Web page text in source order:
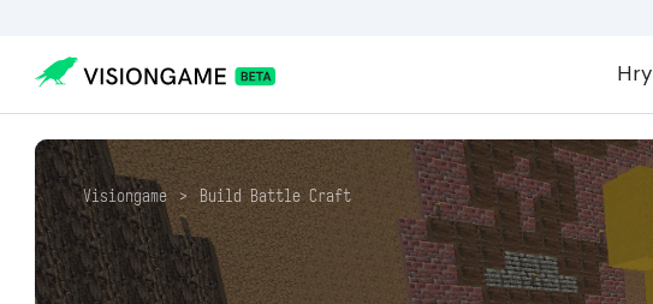
Hry
Visiongame > Build Battle Craft